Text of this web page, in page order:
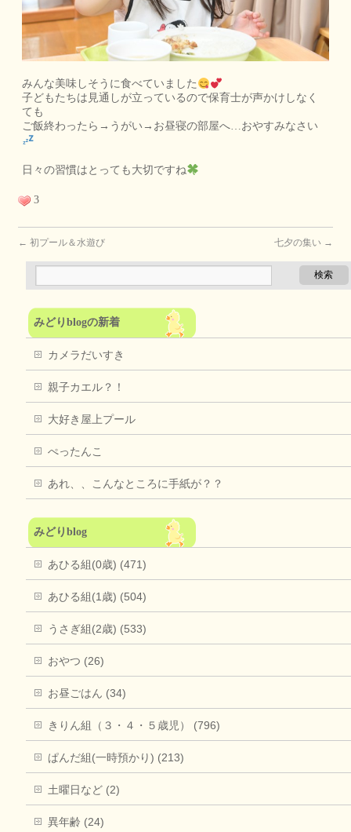
みんな美味しそうに食べていました
子どもたちは見通しが立っているので保育士が声かけしなく
ても
ご飯終わったら→うがい→お昼寝の部屋へ…おやすみなさい
日々の習慣はとっても大切ですね
3
← 初プール＆水遊び 七夕の集い →
みどりblogの新着
カメラだいすき
親子カエル？！
大好き屋上プール
ぺったんこ
あれ、、こんなところに手紙が？？
みどりblog
あひる組(0歳) (471)
あひる組(1歳) (504)
うさぎ組(2歳) (533)
おやつ (26)
お昼ごはん (34)
きりん組（３・４・５歳児） (796)
ぱんだ組(一時預かり) (213)
土曜日など (2)
異年齢 (24)